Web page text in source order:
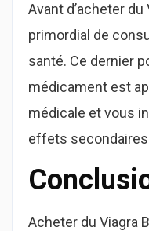
Avant d’acheter du
primordial de
santé. Ce dernier
médicament est
médicale et vous
effets
Acheter du Viagra